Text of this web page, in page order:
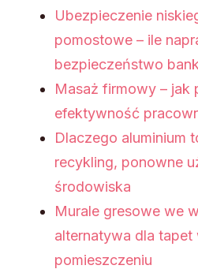
Ubezpieczenie
pomostowe – ile
bezpieczeństwo
Masaż firmowy – jak
efektywność
Dlaczego aluminium
recykling, ponowne
środowiska
Murale gresowe we
alternatywa dla tapet
pomieszczeniu